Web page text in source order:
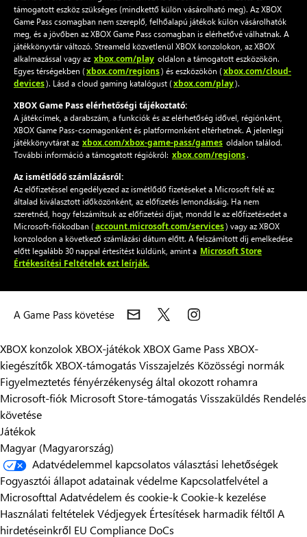
támogatott eszköz szükséges (mindkettő külön vásárolható meg). Az XBOX
Game Pass csomagban nem szereplő, felhőalapú játékok külön vásárolhatók
meg, és a jövőben az XBOX Game Pass csomagban is elérhetővé válhatnak. A
játékkönyvtár változó. Streameld közvetlenül XBOX konzolokon, az XBOX
alkalmazással vagy az xbox.com/play oldalon a támogatott eszközökön.
Egyes térségekben (xbox.com/regions) és eszközökön (xbox.com/cloud-
devices). Lásd a cloud gaming katalógust (xbox.com/play).
XBOX Game Pass elérhetőségi tájékoztató:
A játékcímek, a darabszám, a funkciók és az elérhetőség idővel, régiónként,
XBOX Game Pass-csomagonként és platformonként eltérhetnek. A jelenlegi
játékkönyvtárat az xbox.com/xbox-game-pass/games oldalon találod.
További információ a támogatott régiókról: xbox.com/regions.
Az ismétlődő számlázásról:
Az előfizetéssel engedélyezed az ismétlődő fizetéseket a Microsoft felé az
általad kiválasztott időközönként, az előfizetés lemondásáig. Ha nem
szeretnéd, hogy felszámítsuk az előfizetési díjat, mondd le az előfizetésedet a
Microsoft-fiókodban (account.microsoft.com/services) vagy az XBOX
konzolodon a következő számlázási dátum előtt. A felszámított díj emelkedése
előtt legalább 30 nappal értesítést küldünk, amint a Microsoft Store
Értékesítési Feltételek ezt leírják.
A Game Pass követése
XBOX konzolokXBOX-játékokXBOX Game Pass XBOX-
kiegészítőkXBOX-támogatás Visszajelzés Közösségi normák
Figyelmeztetés fényérzékenység által okozott rohamra
Microsoft-fiók Microsoft Store-támogatás Visszaküldés Rendelés
követése
Játékok
Magyar (Magyarország)
Adatvédelemmel kapcsolatos választási lehetőségek
Fogyasztói állapot adatainak védelme Kapcsolatfelvétel a
Microsofttal Adatvédelem és cookie-kCookie-k kezelése
Használati feltételekVédjegyek Értesítések harmadik féltől A
hirdetéseinkről EU Compliance DoCs